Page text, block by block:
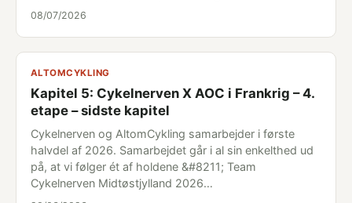
08/07/2026
ALTOMCYKLING
Kapitel 5: Cykelnerven X AOC i Frankrig – 4.
etape – sidste kapitel
Cykelnerven og AltomCykling samarbejder i første
halvdel af 2026. Samarbejdet går i al sin enkelthed ud
på, at vi følger ét af holdene &#8211; Team
Cykelnerven Midtøstjylland 2026…